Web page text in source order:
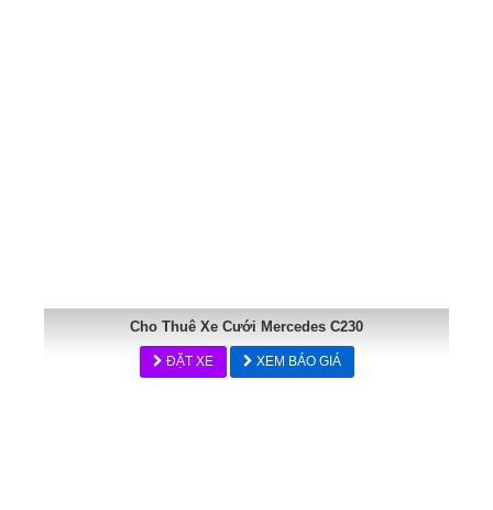
Cho Thuê Xe Cưới Mercedes C230
ĐẶT XE XEM BÁO GIÁ